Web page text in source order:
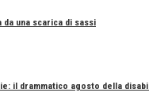
una scarica di sassi
il drammatico agosto della